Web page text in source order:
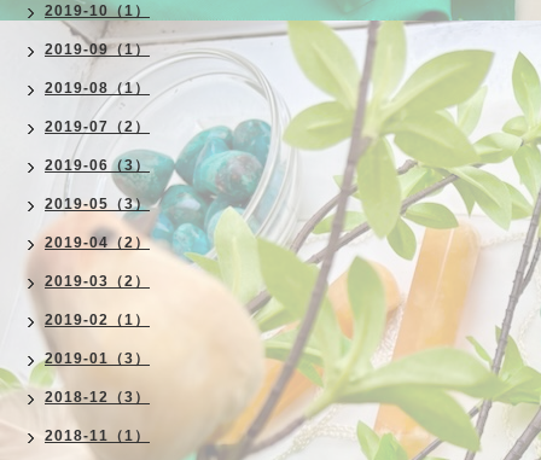
2019-10（1）
2019-09（1）
2019-08（1）
2019-07（2）
2019-06（3）
2019-05（3）
2019-04（2）
2019-03（2）
2019-02（1）
2019-01（3）
2018-12（3）
2018-11（1）